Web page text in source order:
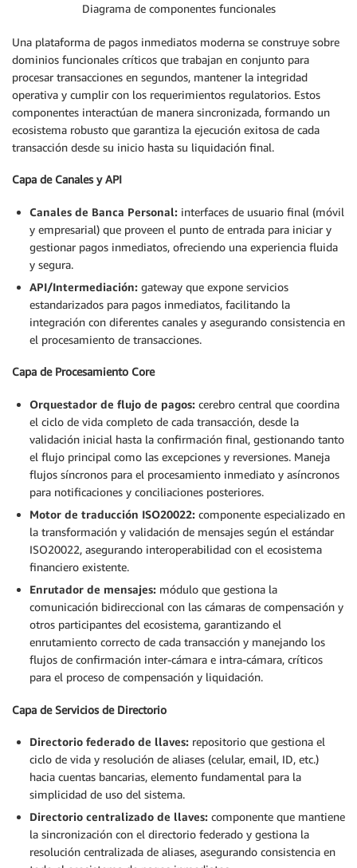
Diagrama de componentes funcionales
Una plataforma de pagos inmediatos moderna se construye sobre
dominios funcionales críticos que trabajan en conjunto para
procesar transacciones en segundos, mantener la integridad
operativa y cumplir con los requerimientos regulatorios. Estos
componentes interactúan de manera sincronizada, formando un
ecosistema robusto que garantiza la ejecución exitosa de cada
transacción desde su inicio hasta su liquidación final.
Capa de Canales y API
Canales de Banca Personal: interfaces de usuario final (móvil
y empresarial) que proveen el punto de entrada para iniciar y
gestionar pagos inmediatos, ofreciendo una experiencia fluida
y segura.
API/Intermediación: gateway que expone servicios
estandarizados para pagos inmediatos, facilitando la
integración con diferentes canales y asegurando consistencia en
el procesamiento de transacciones.
Capa de Procesamiento Core
Orquestador de flujo de pagos: cerebro central que coordina
el ciclo de vida completo de cada transacción, desde la
validación inicial hasta la confirmación final, gestionando tanto
el flujo principal como las excepciones y reversiones. Maneja
flujos síncronos para el procesamiento inmediato y asíncronos
para notificaciones y conciliaciones posteriores.
Motor de traducción ISO20022: componente especializado en
la transformación y validación de mensajes según el estándar
ISO20022, asegurando interoperabilidad con el ecosistema
financiero existente.
Enrutador de mensajes: módulo que gestiona la
comunicación bidireccional con las cámaras de compensación y
otros participantes del ecosistema, garantizando el
enrutamiento correcto de cada transacción y manejando los
flujos de confirmación inter-cámara e intra-cámara, críticos
para el proceso de compensación y liquidación.
Capa de Servicios de Directorio
Directorio federado de llaves: repositorio que gestiona el
ciclo de vida y resolución de aliases (celular, email, ID, etc.)
hacia cuentas bancarias, elemento fundamental para la
simplicidad de uso del sistema.
Directorio centralizado de llaves: componente que mantiene
la sincronización con el directorio federado y gestiona la
resolución centralizada de aliases, asegurando consistencia en